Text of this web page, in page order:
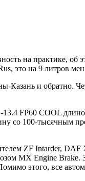
на практике,
это на 9 литров
Казань и обратно.
FP60 COOL
со 100-тысячным
ZF Intarder,
MX Engine Brake.
этого, все